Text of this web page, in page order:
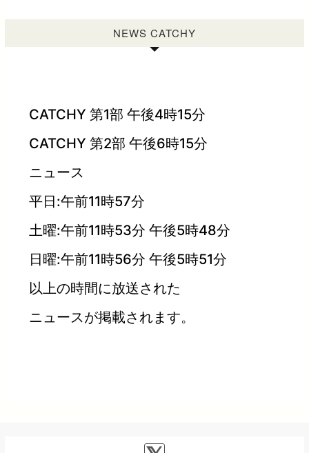
NEWS CATCHY
CATCHY 第1部 午後4時15分
CATCHY 第2部 午後6時15分
ニュース
平日:午前11時57分
土曜:午前11時53分 午後5時48分
日曜:午前11時56分 午後5時51分
以上の時間に放送された
ニュースが掲載されます。